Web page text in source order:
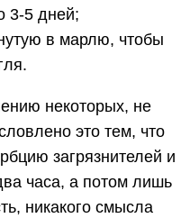
3-5 дней;
в марлю, чтобы
некоторых, не
это тем, что
загрязнителей и
часа, а потом лишь
никакого смысла